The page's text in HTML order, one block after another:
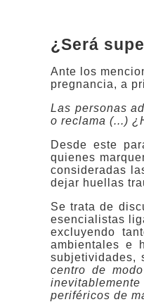
¿Será
Ante los
pregnancia, a
Las personas
o reclama (...)
Desde este
quienes
consideradas
dejar huellas
Se trata de
esencialistas
excluyendo
ambientales e
subjetividades,
centro de
periféricos de